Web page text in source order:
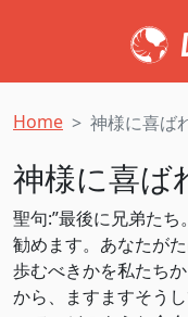
Home 神様に喜ば
神様に喜ば
聖句:”最後に兄弟た
勧めます。あなたが
歩むべきかを私たち
から、ますますそう